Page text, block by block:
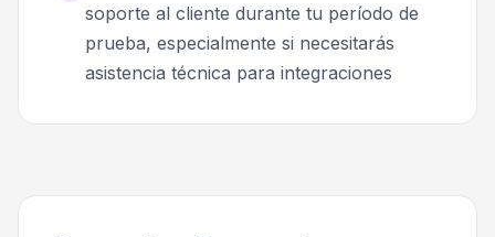
soporte al cliente durante tu período de
prueba, especialmente si necesitarás
asistencia técnica para integraciones